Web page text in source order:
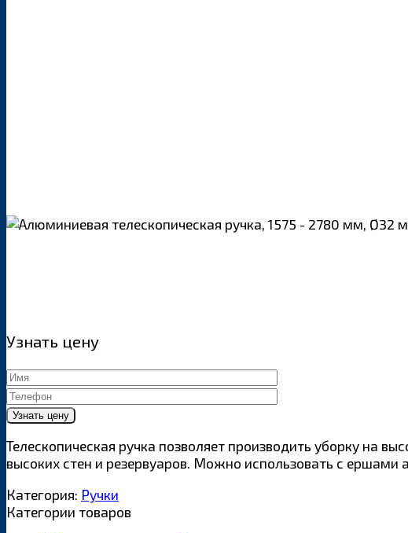
Узнать цену
Телескопическая ручка позволяет производить уборку на
высоких стен и резервуаров. Можно использовать с
Категория: Ручки
Категории товаров